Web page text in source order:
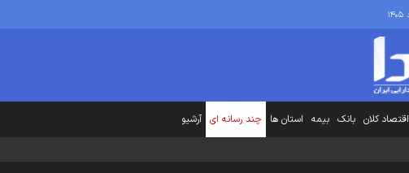
اقتصاد کلان بانک بیمه استان ها چند رسانه ای آرشیو